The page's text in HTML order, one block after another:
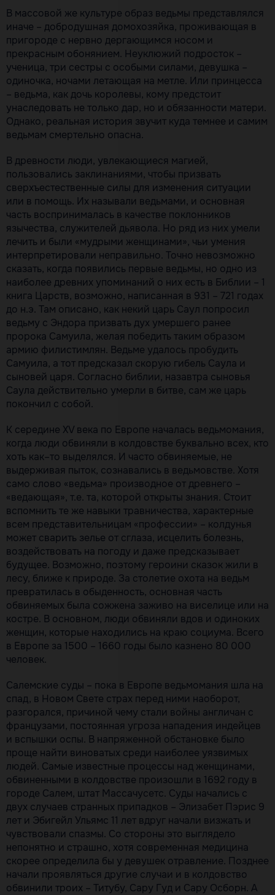
В массовой же культуре образ ведьмы представлялся
иначе – добродушная домохозяйка, проживающая в
пригороде с нервно дергающимся носом и
прекрасным обонянием. Неуклюжий подросток –
ученица, три сестры с особыми силами, девушка –
одиночка, ночами летающая на метле. Или принцесса
– ведьма, как дочь королевы, кому предстоит
унаследовать не только дар, но и обязанности матери.
Однако, реальная история звучит куда темнее и самим
ведьмам смертельно опасна.
В древности люди, увлекающиеся магией,
пользовались заклинаниями, чтобы призвать
сверхъестественные силы для изменения ситуации
или в помощь. Их называли ведьмами, и основная
часть воспринималась в качестве поклонников
язычества, служителей дьявола. Но ряд из них умели
лечить и были «мудрыми женщинами», чьи умения
интерпретировали неправильно. Точно невозможно
сказать, когда появились первые ведьмы, но одно из
наиболее древних упоминаний о них есть в Библии – 1
книга Царств, возможно, написанная в 931 – 721 годах
до н.э. Там описано, как некий царь Саул попросил
ведьму с Эндора призвать дух умершего ранее
пророка Самуила, желая победить таким образом
армию филистимлян. Ведьме удалось пробудить
Самуила, а тот предсказал скорую гибель Саула и
сыновей царя. Согласно библии, назавтра сыновья
Саула действительно умерли в битве, сам же царь
покончил с собой.
К середине XV века по Европе началась ведьмомания,
когда люди обвиняли в колдовстве буквально всех, кто
хоть как–то выделялся. И часто обвиняемые, не
выдерживая пыток, сознавались в ведьмовстве. Хотя
само слово «ведьма» производное от древнего –
«ведающая», т.е. та, которой открыты знания. Стоит
вспомнить те же навыки травничества, характерные
всем представительницам «профессии» – колдунья
может сварить зелье от сглаза, исцелить болезнь,
воздействовать на погоду и даже предсказывает
будущее. Возможно, поэтому героини сказок жили в
лесу, ближе к природе. За столетие охота на ведьм
превратилась в обыденность, основная часть
обвиняемых была сожжена заживо на виселице или на
костре. В основном, люди обвиняли вдов и одиноких
женщин, которые находились на краю социума. Всего
в Европе за 1500 – 1660 годы было казнено 80 000
человек.
Салемские суды – пока в Европе ведьмомания шла на
спад, в Новом Свете страх перед ними наоборот,
разгорался, причиной чему стали войны англичан с
французами, постоянная угроза нападения индейцев
и вспышки оспы. В напряженной обстановке было
проще найти виноватых среди наиболее уязвимых
людей. Самые известные процессы над женщинами,
обвиненными в колдовстве произошли в 1692 году в
городе Салем, штат Массачусетс. Суды начались с
двух случаев странных припадков – Элизабет Пэрис 9
лет и Эбигейл Ульямс 11 лет вдруг начали визжать и
чувствовали спазмы. Со стороны это выглядело
непонятно и страшно, хотя современная медицина
скорее определила бы у девушек отравление. Позднее
начали проявляться другие случаи и в колдовство
обвинили троих – Титубу, Сару Гуд и Сару Осборн. А